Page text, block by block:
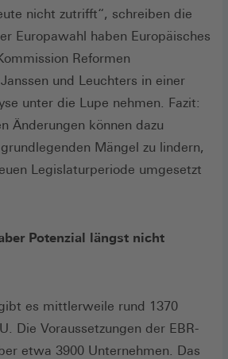
nicht zutrifft“, schreiben die
Europawahl haben Europäisches
Reformen
und Leuchters in einer
unter die Lupe nehmen. Fazit:
Änderungen können dazu
Mängel zu lindern,
Legislaturperiode umgesetzt
Potenzial längst nicht
es mittlerweile rund 1370
Die Voraussetzungen der EBR-
etwa 3900 Unternehmen. Das